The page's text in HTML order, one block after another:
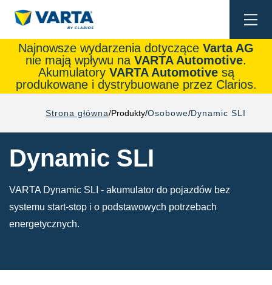
Najnowsze wydarzenia dotyczące Varta AG
nie mają wpływu na VARTA Automotive.
Akumulatory VARTA Automotivesą
produkowane i dystrybuowane przez Clarios.
Strona główna Produkty Osobowe Dynamic SLI
Dynamic SLI
VARTA Dynamic SLI - akumulator do pojazdów bez
systemu start-stop i o podstawowych potrzebach
energetycznych.